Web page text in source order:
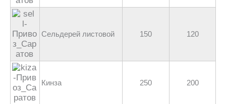
Сельдерей листовой 150 120
Кинза 250 200